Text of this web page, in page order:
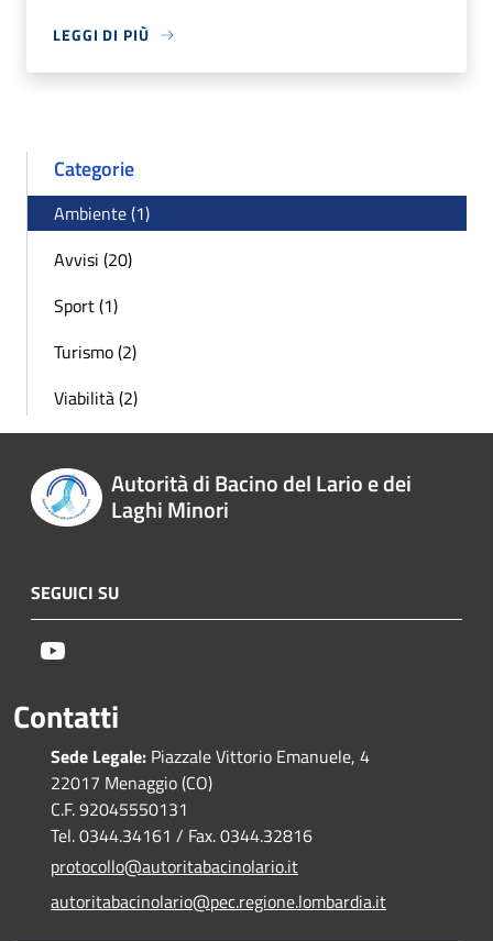
LEGGI DI PIÙ
Categorie
Ambiente (1)
Avvisi (20)
Sport (1)
Turismo (2)
Viabilità (2)
Autorità di Bacino del Lario e dei
Laghi Minori
SEGUICI SU
Contatti
Sede Legale: Piazzale Vittorio Emanuele, 4
22017 Menaggio (CO)
C.F. 92045550131
Tel. 0344.34161 / Fax. 0344.32816
protocollo@autoritabacinolario.it
autoritabacinolario@pec.regione.lombardia.it